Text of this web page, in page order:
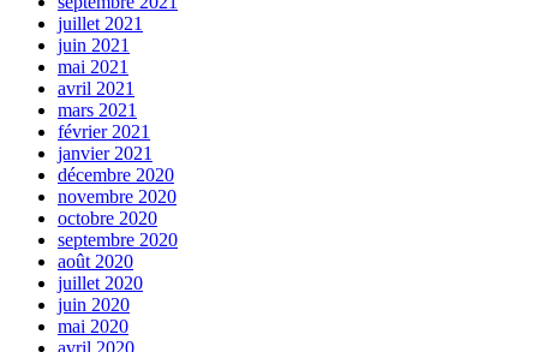
juillet 2021
juin 2021
mai 2021
avril 2021
mars 2021
février 2021
janvier 2021
décembre 2020
novembre 2020
octobre 2020
septembre 2020
août 2020
juillet 2020
juin 2020
mai 2020
avril 2020